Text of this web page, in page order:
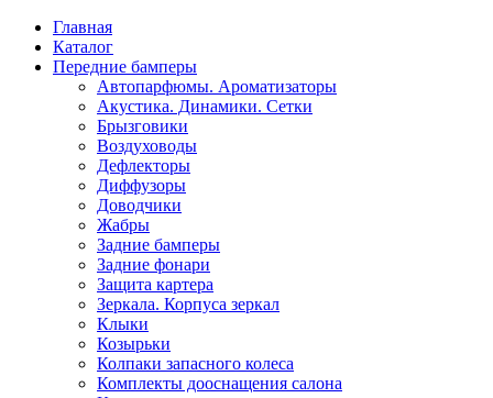
Главная
Каталог
Передние бамперы
Автопарфюмы. Ароматизаторы
Акустика. Динамики. Сетки
Брызговики
Воздуховоды
Дефлекторы
Диффузоры
Доводчики
Жабры
Задние бамперы
Задние фонари
Защита картера
Зеркала. Корпуса зеркал
Клыки
Козырьки
Колпаки запасного колеса
Комплекты дооснащения салона